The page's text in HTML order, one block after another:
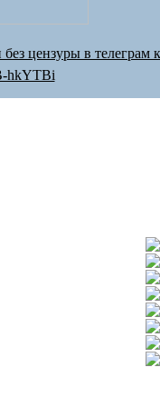
цензуры в телеграм
hkYTBi